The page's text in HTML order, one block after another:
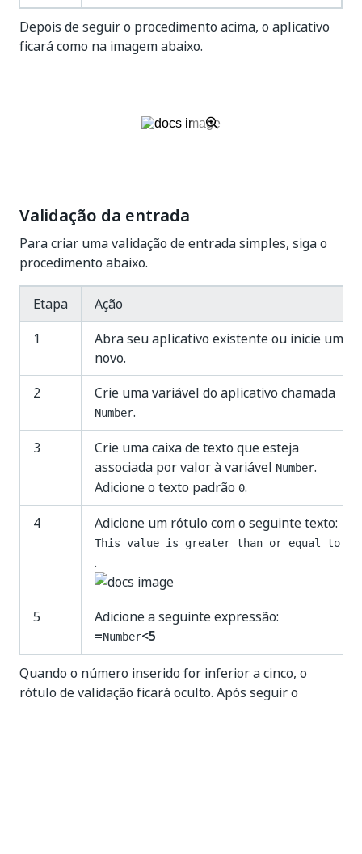
Depois de seguir o procedimento acima, o aplicativo
ficará como na imagem abaixo.
Validação da entrada
Para criar uma validação de entrada simples, siga o
procedimento abaixo.
Etapa
Ação
1
Abra seu aplicativo existente ou inicie um
novo.
2
Crie uma variável do aplicativo chamada
Number.
3
Crie uma caixa de texto que esteja
associada por valor à variável Number.
Adicione o texto padrão 0.
4
Adicione um rótulo com o seguinte texto:
This value is greater than or equal to 5!
.
5
Adicione a seguinte expressão:
=Number<5
Quando o número inserido for inferior a cinco, o
rótulo de validação ficará oculto. Após seguir o